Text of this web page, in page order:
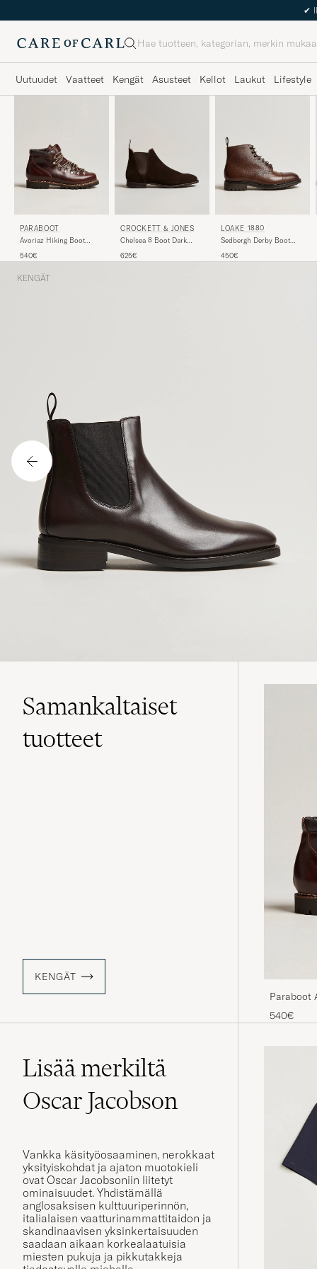
Haku
Uutuudet Vaatteet Kengät Asusteet Kellot Laukut Lifestyle
PARABOOT
Avoriaz Hiking Boot
540€
CROCKETT & JONES
Chelsea 8 Boot Dark
625€
LOAKE 1880
Sedbergh Derby Boot
450€
KENGÄT
Samankaltaiset
tuotteet
KENGÄT
Paraboot
540€
Lisää merkiltä
Oscar Jacobson
Vankka käsityöosaaminen, nerokkaat
yksityiskohdat ja ajaton muotokieli
ovat Oscar Jacobsoniin liitetyt
ominaisuudet. Yhdistämällä
anglosaksisen kulttuuriperinnön,
italialaisen vaatturinammattitaidon ja
skandinaavisen yksinkertaisuuden
saadaan aikaan korkealaatuisia
miesten pukuja ja pikkutakkeja